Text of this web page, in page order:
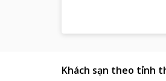
Khách sạn theo tỉnh